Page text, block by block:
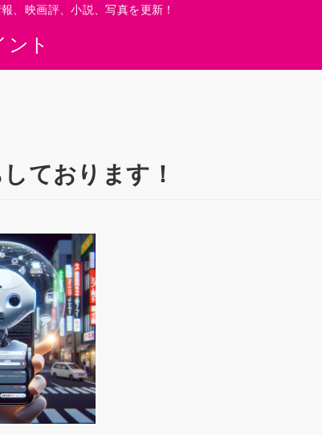
ント
、映画評、小説、写真を更新！
ております！